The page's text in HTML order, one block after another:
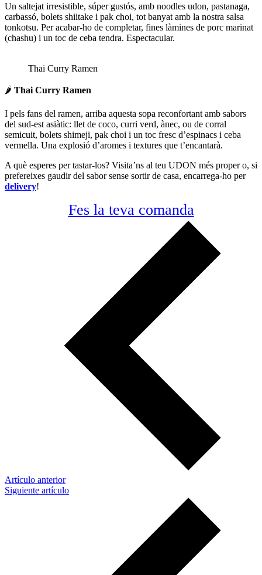
Un saltejat irresistible, súper gustós, amb noodles udon, pastanaga,
carbassó, bolets shiitake i pak choi, tot banyat amb la nostra salsa
tonkotsu. Per acabar-ho de completar, fines làmines de porc marinat
(chashu) i un toc de ceba tendra. Espectacular.
Thai Curry Ramen
🌶️ Thai Curry Ramen
I pels fans del ramen, arriba aquesta sopa reconfortant amb sabors
del sud-est asiàtic: llet de coco, curri verd, ànec, ou de corral
semicuit, bolets shimeji, pak choi i un toc fresc d’espinacs i ceba
vermella. Una explosió d’aromes i textures que t’encantarà.
A què esperes per tastar-los? Visita’ns al teu UDON més proper o, si
prefereixes gaudir del sabor sense sortir de casa, encarrega-ho per
delivery!
Fes la teva comanda
Artículo anterior
Siguiente artículo